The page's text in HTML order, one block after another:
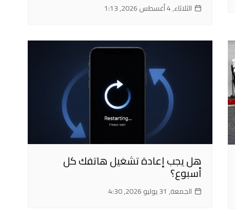
الثلاثاء, 4 أغسطس 2026, 1:13
هل يجب إعادة تشغيل هاتفك كل
أسبوع؟
الجمعة, 31 يوليو 2026, 4:30